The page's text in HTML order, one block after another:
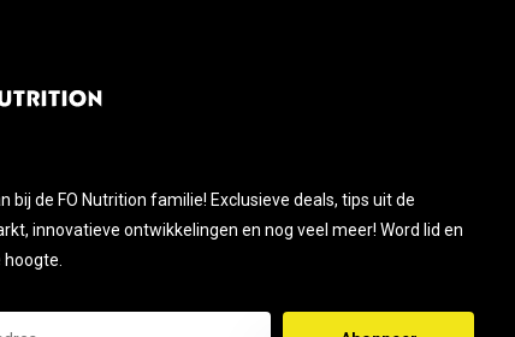
bij de FO Nutrition familie! Exclusieve deals, tips uit de
innovatieve ontwikkelingen en nog veel meer! Word lid en